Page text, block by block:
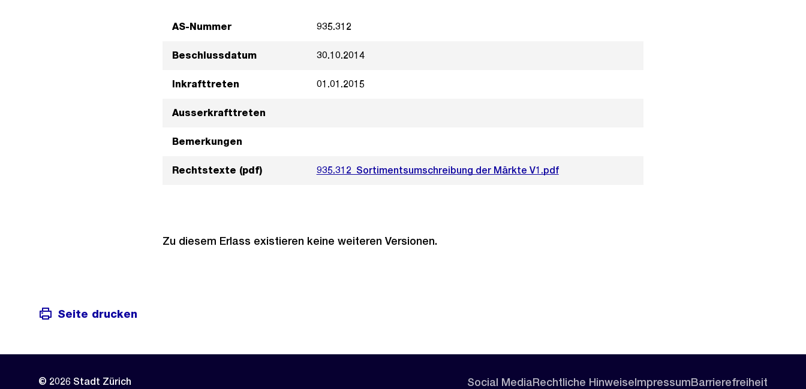
AS-Nummer 935.312
Beschlussdatum 30.10.2014
Inkrafttreten 01.01.2015
Ausserkrafttreten
Bemerkungen
Rechtstexte (pdf) 935.312_Sortimentsumschreibung der Märkte V1.pdf
Zu diesem Erlass existieren keine weiteren Versionen.
Seite drucken
© 2026 Stadt Zürich Social MediaRechtliche HinweiseImpressumBarrierefreiheit